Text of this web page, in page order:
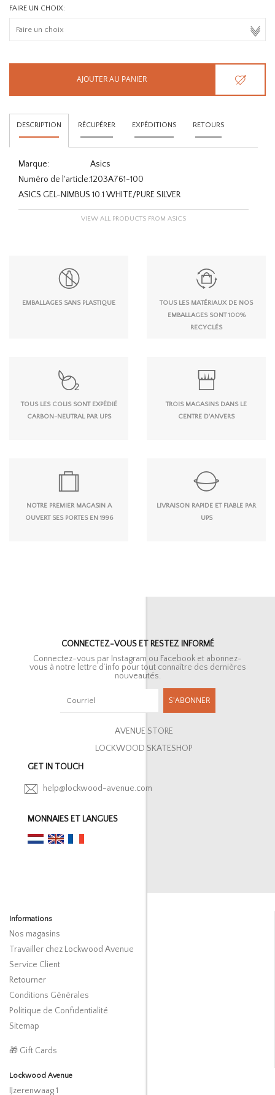
FAIRE UN CHOIX:
AJOUTER AU PANIER
DESCRIPTION RÉCUPÉRER EXPÉDITIONS RETOURS
Marque:
Asics
Numéro de l'article:1203A761-100
ASICS GEL-NIMBUS 10.1 WHITE/PURE SILVER
VIEW ALL PRODUCTS FROM ASICS
EMBALLAGES SANS PLASTIQUE
TOUS LES MATÉRIAUX DE NOS
EMBALLAGES SONT 100%
RECYCLÉS
TOUS LES COLIS SONT EXPÉDIÉ
CARBON-NEUTRAL PAR UPS
TROIS MAGASINS DANS LE
CENTRE D'ANVERS
NOTRE PREMIER MAGASIN A
OUVERT SES PORTES EN 1996
LIVRAISON RAPIDE ET FIABLE PAR
UPS
CONNECTEZ-VOUS ET RESTEZ INFORMÉ
Connectez-vous par Instagram ou Facebook et abonnez-
vous à notre lettre d’info pour tout connaître des dernières
nouveautés.
S'ABONNER
AVENUE STORE
LOCKWOOD SKATESHOP
GET IN TOUCH
help@lockwood-avenue.com
MONNAIES ET LANGUES
Informations
Nos magasins
Travailler chez Lockwood Avenue
Service Client
Retourner
Conditions Générales
Politique de Confidentialité
Sitemap
🎁 Gift Cards
Lockwood Avenue
IJzerenwaag 1